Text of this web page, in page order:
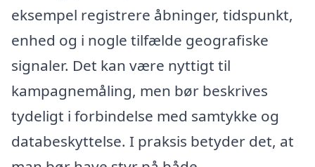
eksempel registrere åbninger, tidspunkt,
enhed og i nogle tilfælde geografiske
signaler. Det kan være nyttigt til
kampagnemåling, men bør beskrives
tydeligt i forbindelse med samtykke og
databeskyttelse. I praksis betyder det, at